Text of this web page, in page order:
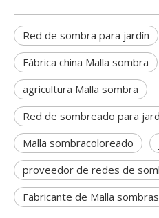
Red de sombra para jardín
Fábrica china Malla sombra
agricultura Malla sombra
Red de sombreado para
Malla sombracoloreado
proveedor de redes de
Fabricante de Malla sombras